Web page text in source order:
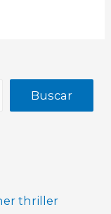
Buscar
thriller